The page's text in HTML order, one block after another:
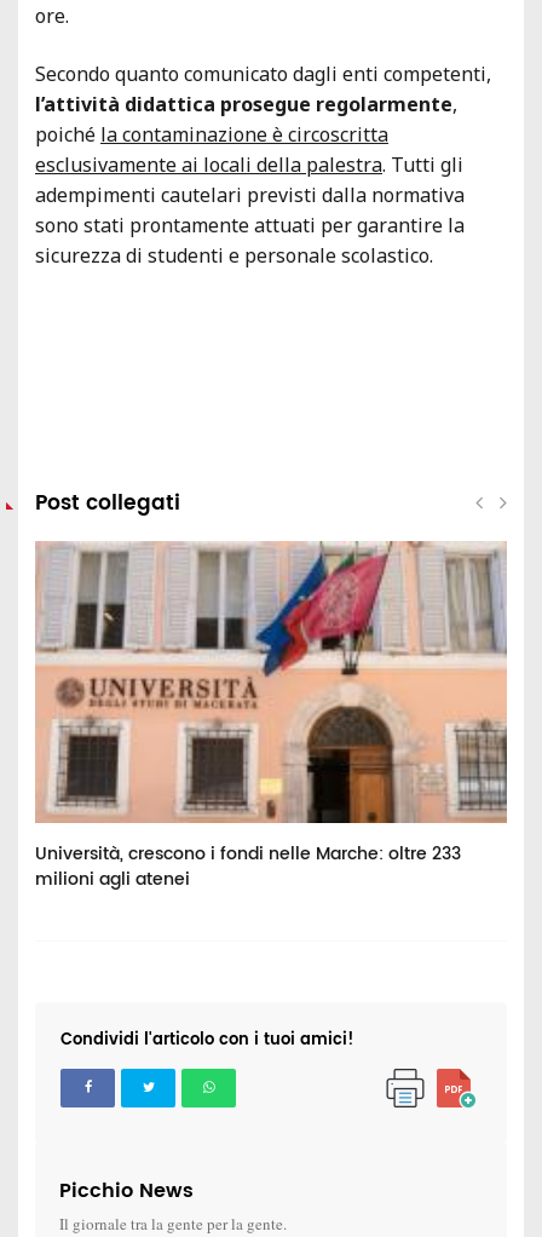
ore.
Secondo quanto comunicato dagli enti competenti,
l’attività didattica prosegue regolarmente,
poiché la contaminazione è circoscritta
esclusivamente ai locali della palestra. Tutti gli
adempimenti cautelari previsti dalla normativa
sono stati prontamente attuati per garantire la
sicurezza di studenti e personale scolastico.
Post collegati
Università, crescono i fondi nelle Marche: oltre 233
milioni agli atenei
Condividi l'articolo con i tuoi amici!
Picchio News
Il giornale tra la gente per la gente.